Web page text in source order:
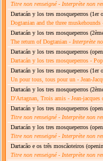
Titre non renseigné- Interprète non
Dartacán y los tres mosqueperros (1er
Dogtanian and the three
Dartacán y los tres mosqueperros
The return of Dogtanian - Interprète
Dartacán y los tres mosqueperros
Dartacán y los tres mosqueperros -
Dartacán y los tres mosqueperros (1er
Un pour tous, tous pour un - Jean-
Dartacán y los tres mosqueperros
D'Artagnan, Trois amis - Jean-jacques
Dartacán y los tres mosqueperros
Titre non renseigné- Interprète non
Dartacán y los tres mosqueperros
Titre non renseigné- Interprète non
Dartacão e os três moscãoteiros
Titre non renseigné- Interprète non